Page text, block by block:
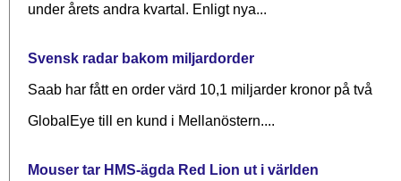
under årets andra kvartal. Enligt nya...
Svensk radar bakom miljardorder
Saab har fått en order värd 10,1 miljarder kronor på två
GlobalEye till en kund i Mellanöstern....
Mouser tar HMS-ägda Red Lion ut i världen